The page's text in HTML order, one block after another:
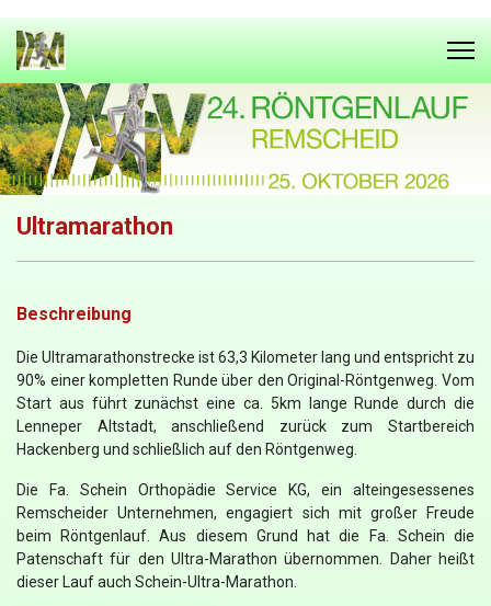
Ultramarathon
Beschreibung
Die Ultramarathonstrecke ist 63,3 Kilometer lang und entspricht zu
90% einer kompletten Runde über den Original-Röntgenweg. Vom
Start aus führt zunächst eine ca. 5km lange Runde durch die
Lenneper Altstadt, anschließend zurück zum Startbereich
Hackenberg und schließlich auf den Röntgenweg.
Die Fa. Schein Orthopädie Service KG, ein alteingesessenes
Remscheider Unternehmen, engagiert sich mit großer Freude
beim Röntgenlauf.
Aus diesem Grund hat die Fa. Schein die
Patenschaft für den Ultra-Marathon übernommen.
Daher heißt
dieser Lauf auch Schein-Ultra-Marathon.